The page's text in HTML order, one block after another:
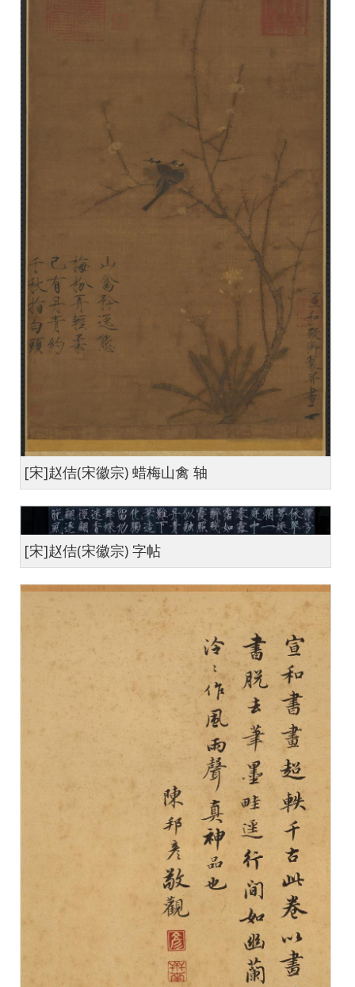
[宋]赵佶(宋徽宗) 蜡梅山禽 轴
[宋]赵佶(宋徽宗) 字帖